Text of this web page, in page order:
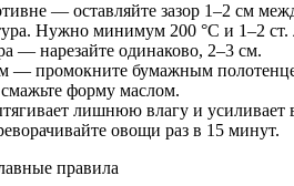
— оставляйте зазор 1–2 см
Нужно минимум 200 °C и 1–2 ст.
— нарезайте одинаково, 2–3 см.
— промокните бумажным
форму маслом.
лишнюю влагу и усиливает
овощи раз в 15 минут.